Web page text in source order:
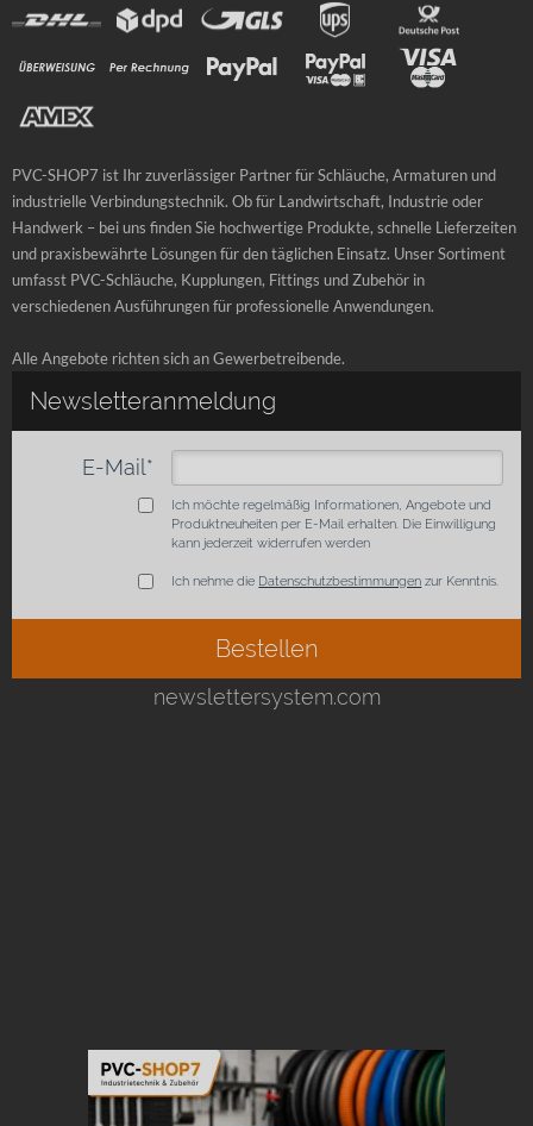
PVC-SHOP7 ist Ihr zuverlässiger Partner für Schläuche, Armaturen und
industrielle Verbindungstechnik. Ob für Landwirtschaft, Industrie oder
Handwerk – bei uns finden Sie hochwertige Produkte, schnelle Lieferzeiten
und praxisbewährte Lösungen für den täglichen Einsatz. Unser Sortiment
umfasst PVC-Schläuche, Kupplungen, Fittings und Zubehör in
verschiedenen Ausführungen für professionelle Anwendungen.
Alle Angebote richten sich an Gewerbetreibende.